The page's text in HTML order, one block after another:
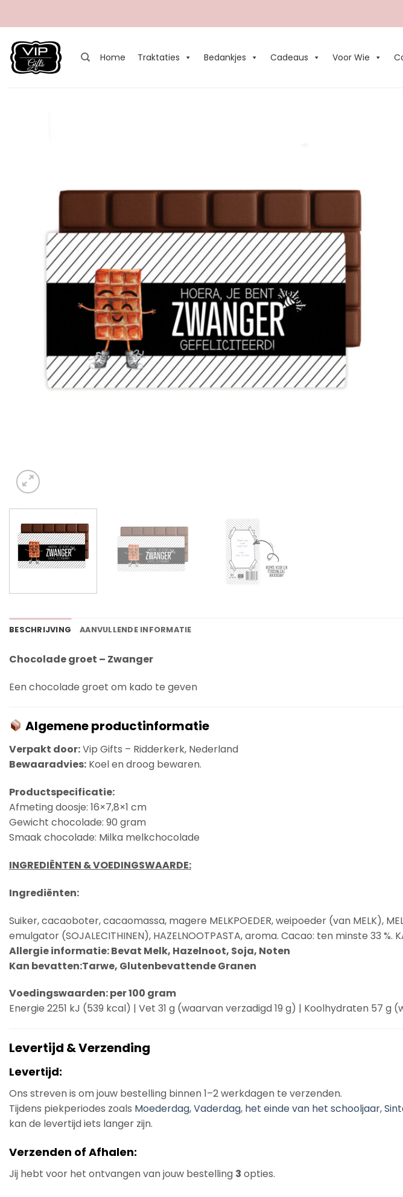
Home Traktaties Bedankjes Cadeaus Voor Wie
BESCHRIJVING AANVULLENDE INFORMATIE
Chocolade groet – Zwanger
Een chocolade groet om kado te geven
Algemene productinformatie
Verpakt door:Vip Gifts – Ridderkerk, Nederland
Bewaaradvies: Koel en droog bewaren.
Productspecificatie:
Afmeting doosje: 16×7,8×1 cm
Gewicht chocolade: 90 gram
Smaak chocolade: Milka melkchocolade
INGREDIËNTEN & VOEDINGSWAARDE:
Ingrediënten:
Suiker, cacaoboter, cacaomassa, magere MELKPOEDER, weipoeder (van MELK),
emulgator (SOJALECITHINEN), HAZELNOOTPASTA, aroma. Cacao: ten minste 33 %.
Allergie informatie:Bevat Melk, Hazelnoot, Soja, Noten
Kan bevatten:Tarwe, Glutenbevattende Granen
Voedingswaarden: per 100 gram
Energie 2251 kJ (539 kcal) | Vet 31 g (waarvan verzadigd 19 g) | Koolhydraten 57 g
Levertijd & Verzending
Levertijd:
Ons streven is om jouw bestelling binnen 1–2 werkdagen te verzenden.
Tijdens piekperiodes zoals Moederdag,Vaderdag, het einde van het schooljaar,
kan de levertijd iets langer zijn.
Verzenden of Afhalen:
Jij hebt voor het ontvangen van jouw bestelling 3 opties.